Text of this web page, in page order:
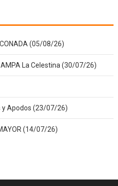
(05/08/26)
La Celestina (30/07/26)
y Apodos (23/07/26)
(14/07/26)